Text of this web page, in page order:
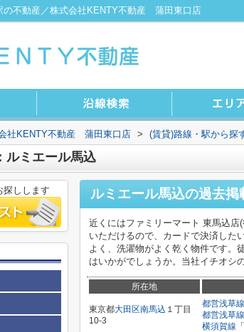
の不動産／株式会社KENTY不動産 蒲田東口店
社KENTY不動産 蒲田東口店 > (賃貸)路線・駅から探
ルミエール馬込
ルミエール馬込の過去掲
近くにはファミリーマート 東馬込
いただけるので、カードで決済した
よく、洗濯物がよく乾く物件です。
はいかがでしょうか。当社イチオシ
所在地
東京都大田区南馬込 １丁目
10-3
都営浅草線
都営浅草線
横須賀線 「
しします